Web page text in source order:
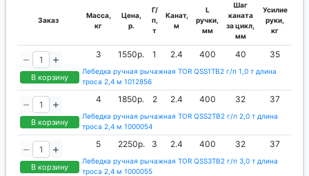
Заказ
Масса,
кг
Цена,
р.
Г/
п,
т
Канат,
м
L
ручки,
мм
Шаг
каната
за цикл,
мм
Усилие
руки,
кг
В корзину
3 1550р. 1 2.4 400 40 35
Лебедка ручная рычажная TOR QSS1TB2 г/п 1,0 т длина
троса 2,4 м 1012856
В корзину
4 1850р. 2 2.4 400 32 37
Лебедка ручная рычажная TOR QSS2TB2 г/п 2,0 т длина
троса 2,4 м 1000054
В корзину
5 2250р. 3 2.4 400 32 37
Лебедка ручная рычажная TOR QSS3TB2 г/п 3,0 т длина
троса 2,4 м 1000055